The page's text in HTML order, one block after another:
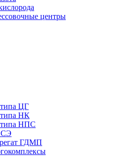
центры
ЦГ
типа НК
типа НПС
СЭ
ГДМП